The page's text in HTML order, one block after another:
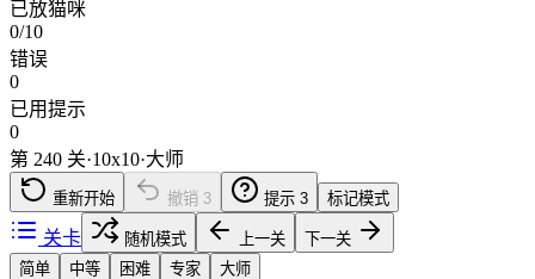
已放猫咪
0/10
错误
0
已用提示
0
第 240 关·10x10·大师
重新开始 撤销 3 提示 3 标记模式
关卡 随机模式 上一关
下一关
简单
中等 困难 专家 大师